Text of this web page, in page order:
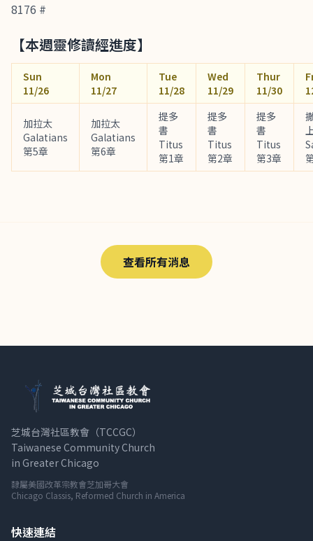
8176 #
【本週靈修讀經進度】
Sun
11/26
Mon
11/27
Tue
11/28
Wed
11/29
Thur
11/30
加拉太
Galatians
第5章
加拉太
Galatians
第6章
提多
書
Titus
第1章
提多
書
Titus
第2章
提多
書
Titus
第3章
查看所有消息
芝城台灣社區教會（TCCGC）
Taiwanese Community Church
in Greater Chicago
隸屬美國改革宗教會芝加哥大會
Chicago Classis, Reformed Church in America
快速連結